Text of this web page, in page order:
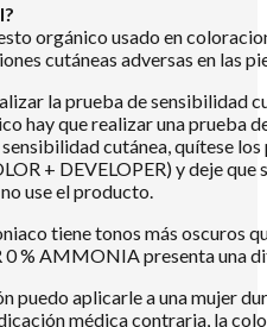
orgánico usado en
cutáneas adversas en las
la prueba de sensibilidad
hay que realizar una prueba
cutánea, quítese
+ DEVELOPER) y deje
use el producto.
tiene tonos más oscuros
% AMMONIA presenta una
puedo aplicarle a una mujer
médica contraria, la